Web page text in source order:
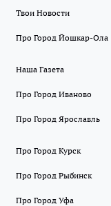
Твои Новости
Про Город Йошкар-Ола
Наша Газета
Про Город Иваново
Про Город Ярославль
Про Город Курск
Про Город Рыбинск
Про Город Уфа